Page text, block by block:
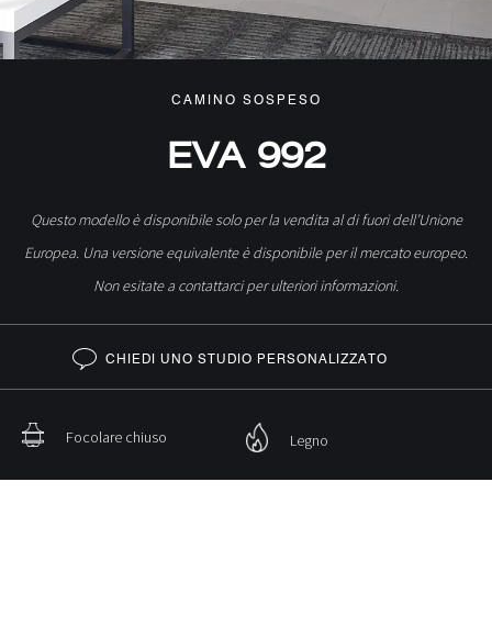
CAMINO SOSPESO
EVA 992
Questo modello è disponibile solo per la vendita al di fuori dell’Unione
Europea. Una versione equivalente è disponibile per il mercato europeo.
Non esitate a contattarci per ulteriori informazioni.
CHIEDI UNO STUDIO PERSONALIZZATO
Focolare chiuso Legno